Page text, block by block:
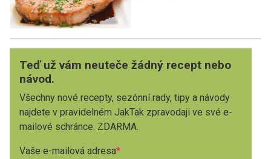
Teď už vám neuteče žádný recept nebo
návod.
Všechny nové recepty, sezónní rady, tipy a návody
najdete v pravidelném JakTak zpravodaji ve své e-
mailové schránce. ZDARMA.
Vaše e-mailová adresa